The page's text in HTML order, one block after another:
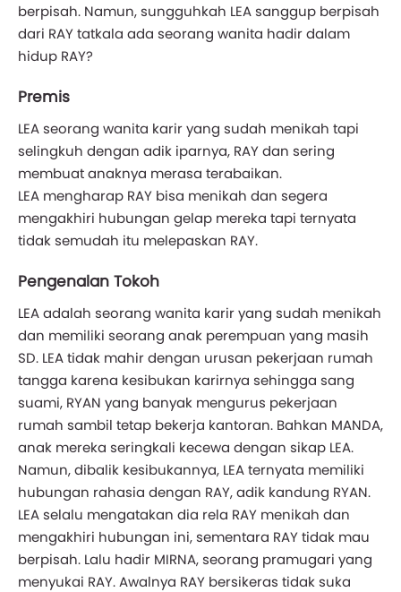
berpisah. Namun, sungguhkah LEA sanggup berpisah
dari RAY tatkala ada seorang wanita hadir dalam
hidup RAY?
Premis
LEA seorang wanita karir yang sudah menikah tapi
selingkuh dengan adik iparnya, RAY dan sering
membuat anaknya merasa terabaikan.
LEA mengharap RAY bisa menikah dan segera
mengakhiri hubungan gelap mereka tapi ternyata
tidak semudah itu melepaskan RAY.
Pengenalan Tokoh
LEA adalah seorang wanita karir yang sudah menikah
dan memiliki seorang anak perempuan yang masih
SD. LEA tidak mahir dengan urusan pekerjaan rumah
tangga karena kesibukan karirnya sehingga sang
suami, RYAN yang banyak mengurus pekerjaan
rumah sambil tetap bekerja kantoran. Bahkan MANDA,
anak mereka seringkali kecewa dengan sikap LEA.
Namun, dibalik kesibukannya, LEA ternyata memiliki
hubungan rahasia dengan RAY, adik kandung RYAN.
LEA selalu mengatakan dia rela RAY menikah dan
mengakhiri hubungan ini, sementara RAY tidak mau
berpisah. Lalu hadir MIRNA, seorang pramugari yang
menyukai RAY. Awalnya RAY bersikeras tidak suka